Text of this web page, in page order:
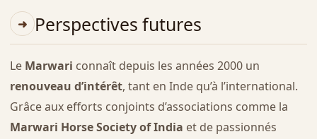
Perspectives futures
Le Marwari connaît depuis les années 2000 un
renouveau d’intérêt, tant en Inde qu’à l’international.
Grâce aux efforts conjoints d’associations comme la
Marwari Horse Society of India et de passionnés